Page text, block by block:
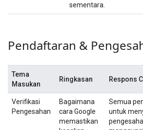
sementara.
Pendaftaran &
Tema
Masukan
Ringkasan Respons
Verifikasi
Pengesahan
Bagaimana
cara Google
memastikan
Semua
untuk